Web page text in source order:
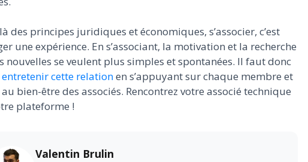
des principes juridiques et économiques, s’associer, c’est
une expérience. En s’associant, la motivation et la recherche
nouvelles se veulent plus simples et spontanées. Il faut donc
entretenir cette relationen s’appuyant sur chaque membre et
bien-être des associés. Rencontrez votre associé technique
plateforme !
Valentin Brulin